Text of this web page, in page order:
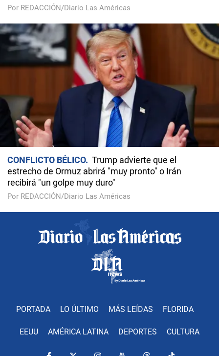
Por REDACCIÓN/Diario Las Américas
CONFLICTO BÉLICO
Trump advierte que el
estrecho de Ormuz abrirá "muy pronto" o Irán
recibirá "un golpe muy duro"
Por REDACCIÓN/Diario Las Américas
PORTADA LO ÚLTIMO MÁS LEÍDAS FLORIDA
EEUU AMÉRICA LATINA DEPORTES CULTURA